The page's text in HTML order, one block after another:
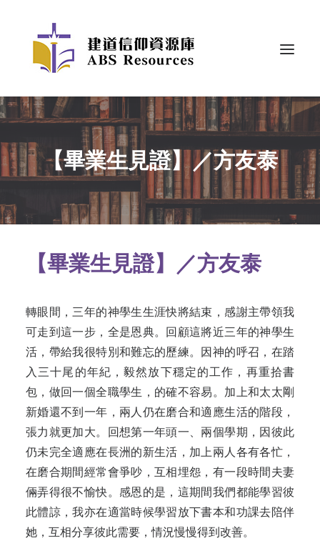
【畢業生見證】／方友泰
【畢業生見證】／方友泰
轉眼間，三年的神學生生涯快將結束，感謝主帶領我
可走到這一步，全是恩典。回顧這將近三年的神學生
活，帶給我很特別和難忘的歷練。因神的呼召，在踏
入三十尾的年紀，毅然放下穩定的工作，再重拾書
包，做回一個全職學生，的確不容易。加上和太太剛
新婚還不到一年，兩人仍在磨合和適應生活的階段，
張力就更加大。回想第一年頭一、兩個學期，因彼此
仍未完全適應在長洲的新生活，加上兩人各有各忙，
在磨合期間經常會爭吵，互相埋怨，有一段時間夫妻
倆弄得很不愉快。感恩的是，這期間我們都能學習彼
此體諒，我亦在適當時候學習放下書本和功課去陪伴
她，互相分享彼此需要，情況慢慢得到改善。